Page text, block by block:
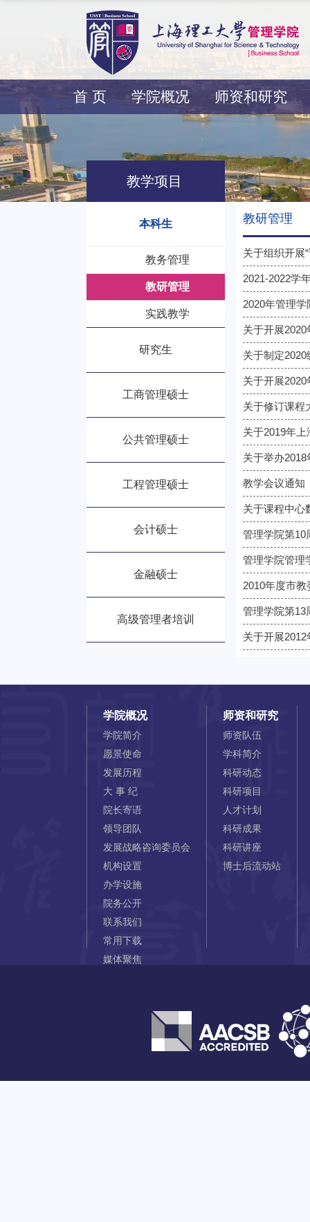
首 页 学院概况 师资和研究
教学项目
本科生
教务管理
教研管理
实践教学
研究生
工商管理硕士
公共管理硕士
工程管理硕士
会计硕士
金融硕士
高级管理者培训
教研管理
关于组织开展
2021-2022学
2020年管理
关于开展
关于制定
关于开展
关于修订课程
关于2019年
关于举办
教学会议通知
关于课程中心
管理学院第10
管理学院管理
2010年度市
管理学院第13
关于开展
学院概况
学院简介
愿景使命
发展历程
大 事 纪
院长寄语
领导团队
发展战略咨询委员会
机构设置
办学设施
院务公开
联系我们
常用下载
媒体聚焦
师资和研究
师资队伍
学科简介
科研动态
科研项目
人才计划
科研成果
科研讲座
博士后流动站